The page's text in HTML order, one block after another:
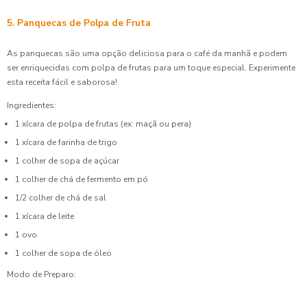
5. Panquecas de Polpa de Fruta
As panquecas são uma opção deliciosa para o café da manhã e podem
ser enriquecidas com polpa de frutas para um toque especial. Experimente
esta receita fácil e saborosa!
Ingredientes:
1 xícara de polpa de frutas (ex: maçã ou pera)
1 xícara de farinha de trigo
1 colher de sopa de açúcar
1 colher de chá de fermento em pó
1/2 colher de chá de sal
1 xícara de leite
1 ovo
1 colher de sopa de óleo
Modo de Preparo: